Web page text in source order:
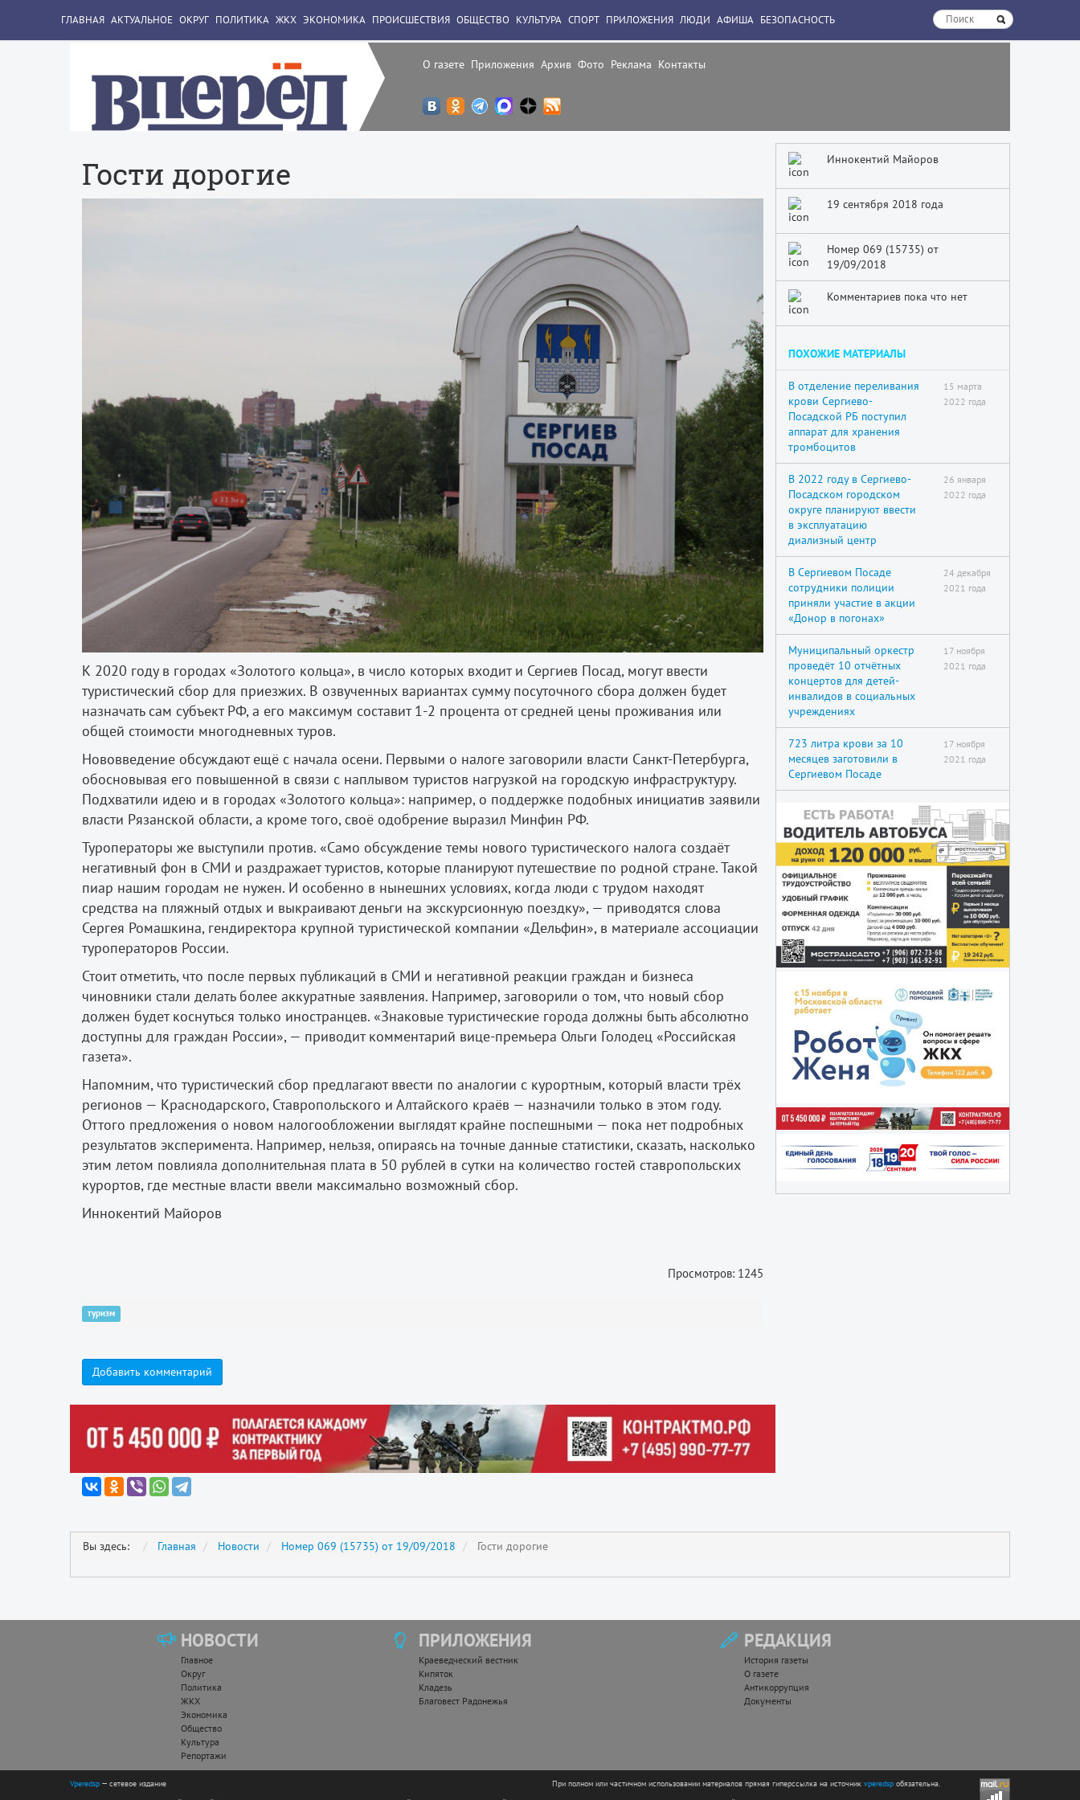
О газете Приложения Архив Фото Реклама Контакты
ГЛАВНАЯ АКТУАЛЬНОЕ ОКРУГ ПОЛИТИКА ЖКХ ЭКОНОМИКА ПРОИСШЕСТВИЯ ОБЩЕСТВО КУЛЬТУРА СПОРТ ПРИЛОЖЕНИЯ ЛЮДИ АФИША БЕЗОПАСНОСТЬ
Гости дорогие
К 2020 году в городах «Золотого кольца», в число которых входит и Сергиев Посад, могут ввести
туристический сбор для приезжих. В озвученных вариантах сумму посуточного сбора должен будет
назначать сам субъект РФ, а его максимум составит 1-2 процента от средней цены проживания или
общей стоимости многодневных туров.
Нововведение обсуждают ещё с начала осени. Первыми о налоге заговорили власти Санкт-Петербурга,
обосновывая его повышенной в связи с наплывом туристов нагрузкой на городскую инфраструктуру.
Подхватили идею и в городах «Золотого кольца»: например, о поддержке подобных инициатив заявили
власти Рязанской области, а кроме того, своё одобрение выразил Минфин РФ.
Туроператоры же выступили против. «Само обсуждение темы нового туристического налога создаёт
негативный фон в СМИ и раздражает туристов, которые планируют путешествие по родной стране. Такой
пиар нашим городам не нужен. И особенно в нынешних условиях, когда люди с трудом находят
средства на пляжный отдых и выкраивают деньги на экскурсионную поездку», — приводятся слова
Сергея Ромашкина, гендиректора крупной туристической компании «Дельфин», в материале ассоциации
туроператоров России.
Стоит отметить, что после первых публикаций в СМИ и негативной реакции граждан и бизнеса
чиновники стали делать более аккуратные заявления. Например, заговорили о том, что новый сбор
должен будет коснуться только иностранцев. «Знаковые туристические города должны быть абсолютно
доступны для граждан России», — приводит комментарий вице-премьера Ольги Голодец «Российская
газета».
Напомним, что туристический сбор предлагают ввести по аналогии с курортным, который власти трёх
регионов — Краснодарского, Ставропольского и Алтайского краёв — назначили только в этом году.
Оттого предложения о новом налогообложении выглядят крайне поспешными — пока нет подробных
результатов эксперимента. Например, нельзя, опираясь на точные данные статистики, сказать, насколько
этим летом повлияла дополнительная плата в 50 рублей в сутки на количество гостей ставропольских
курортов, где местные власти ввели максимально возможный сбор.
Иннокентий Майоров
Просмотров: 1245
туризм
Добавить комментарий
Иннокентий Майоров
19 сентября 2018 года
Номер 069 (15735) от
19/09/2018
Комментариев пока что нет
ПОХОЖИЕ МАТЕРИАЛЫ
В отделение переливания
крови Сергиево-
Посадской РБ поступил
аппарат для хранения
тромбоцитов
15 марта
2022 года
В 2022 году в Сергиево-
Посадском городском
округе планируют ввести
в эксплуатацию
диализный центр
26 января
2022 года
В Сергиевом Посаде
сотрудники полиции
приняли участие в акции
«Донор в погонах»
24 декабря
2021 года
Муниципальный оркестр
проведёт 10 отчётных
концертов для детей-
инвалидов в социальных
учреждениях
17 ноября
2021 года
723 литра крови за 10
месяцев заготовили в
Сергиевом Посаде
17 ноября
2021 года
Вы здесь: Главная Новости Номер 069 (15735) от 19/09/2018 Гости дорогие
НОВОСТИ
Главное
Округ
Политика
ЖКХ
Экономика
Общество
Культура
Репортажи
ПРИЛОЖЕНИЯ
Краеведческий вестник
Кипяток
Кладезь
Благовест Радонежья
РЕДАКЦИЯ
История газеты
О газете
Антикоррупция
Документы
Vperedsp — сетевое издание
При полном или частичном использовании материалов прямая гиперссылка на источник vperedsp обязательна.